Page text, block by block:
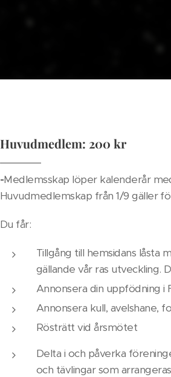
Huvudmedlem: 200 kr
-Medlemsskap löper kalenderår
Huvudmedlemskap från 1/9 gäller
Du får:
Tillgång till hemsidans låsta
gällande vår ras utveckling.
Annonsera din uppfödning
Annonsera kull, avelshane,
Rösträtt vid årsmötet
Delta i och påverka
och tävlingar som